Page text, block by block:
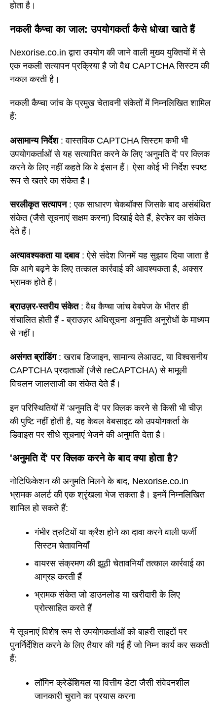
होता है।
नकली कैप्चा का जाल: उपयोगकर्ता कैसे धोखा खाते हैं
Nexorise.co.in द्वारा उपयोग की जाने वाली मुख्य युक्तियों में से
एक नकली सत्यापन प्रक्रिया है जो वैध CAPTCHA सिस्टम की
नकल करती है।
नकली कैप्चा जांच के प्रमुख चेतावनी संकेतों में निम्नलिखित शामिल
हैं:
असामान्य निर्देश: वास्तविक CAPTCHA सिस्टम कभी भी
उपयोगकर्ताओं से यह सत्यापित करने के लिए 'अनुमति दें' पर क्लिक
करने के लिए नहीं कहते कि वे इंसान हैं। ऐसा कोई भी निर्देश स्पष्ट
रूप से खतरे का संकेत है।
सरलीकृत सत्यापन: एक साधारण चेकबॉक्स जिसके बाद असंबंधित
संकेत (जैसे सूचनाएं सक्षम करना) दिखाई देते हैं, हेरफेर का संकेत
देते हैं।
अत्यावश्यकता या दबाव: ऐसे संदेश जिनमें यह सुझाव दिया जाता है
कि आगे बढ़ने के लिए तत्काल कार्रवाई की आवश्यकता है, अक्सर
भ्रामक होते हैं।
ब्राउज़र-स्तरीय संकेत: वैध कैप्चा जांच वेबपेज के भीतर ही
संचालित होती हैं - ब्राउज़र अधिसूचना अनुमति अनुरोधों के माध्यम
से नहीं।
असंगत ब्रांडिंग: खराब डिजाइन, सामान्य लेआउट, या विश्वसनीय
CAPTCHA प्रदाताओं (जैसे reCAPTCHA) से मामूली
विचलन जालसाजी का संकेत देते हैं।
इन परिस्थितियों में 'अनुमति दें' पर क्लिक करने से किसी भी चीज़
की पुष्टि नहीं होती है, यह केवल वेबसाइट को उपयोगकर्ता के
डिवाइस पर सीधे सूचनाएं भेजने की अनुमति देता है।
'अनुमति दें' पर क्लिक करने के बाद क्या होता है?
नोटिफिकेशन की अनुमति मिलने के बाद, Nexorise.co.in
भ्रामक अलर्ट की एक श्रृंखला भेज सकता है। इनमें निम्नलिखित
शामिल हो सकते हैं:
गंभीर त्रुटियों या क्रैश होने का दावा करने वाली फर्जी
सिस्टम चेतावनियाँ
वायरस संक्रमण की झूठी चेतावनियाँ तत्काल कार्रवाई का
आग्रह करती हैं
भ्रामक संकेत जो डाउनलोड या खरीदारी के लिए
प्रोत्साहित करते हैं
ये सूचनाएं विशेष रूप से उपयोगकर्ताओं को बाहरी साइटों पर
पुनर्निर्देशित करने के लिए तैयार की गई हैं जो निम्न कार्य कर सकती
हैं:
लॉगिन क्रेडेंशियल या वित्तीय डेटा जैसी संवेदनशील
जानकारी चुराने का प्रयास करना